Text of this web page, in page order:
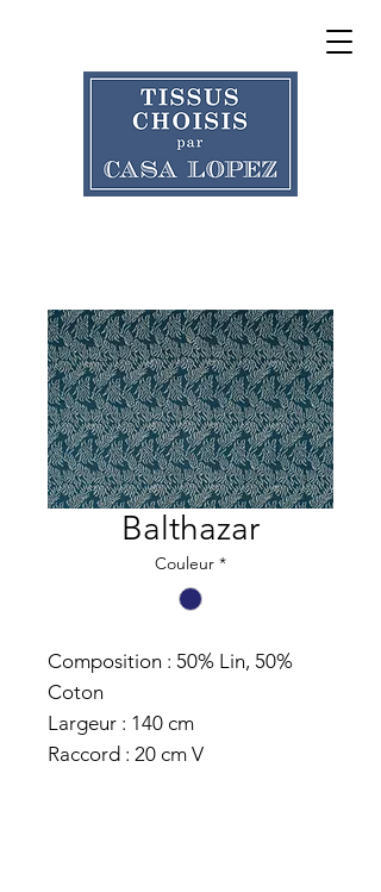
Balthazar
Couleur *
Composition : 50% Lin, 50%
Coton
Largeur : 140 cm
Raccord : 20 cm V